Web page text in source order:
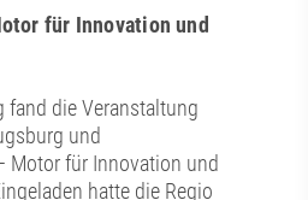
für Innovation und
fand die Veranstaltung
und
Motor für Innovation und
hatte die Regio